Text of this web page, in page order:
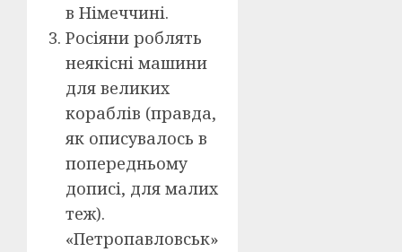
в Німеччині.
Росіяни роблять
неякісні машини
для великих
кораблів (правда,
як описувалось в
попередньому
дописі, для малих
теж).
«Петропавловськ»